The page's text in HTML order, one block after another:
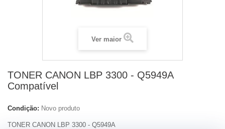
Ver maior
TONER CANON LBP 3300 - Q5949A
Compatível
Condição: Novo produto
TONER CANON LBP 3300 - Q5949A